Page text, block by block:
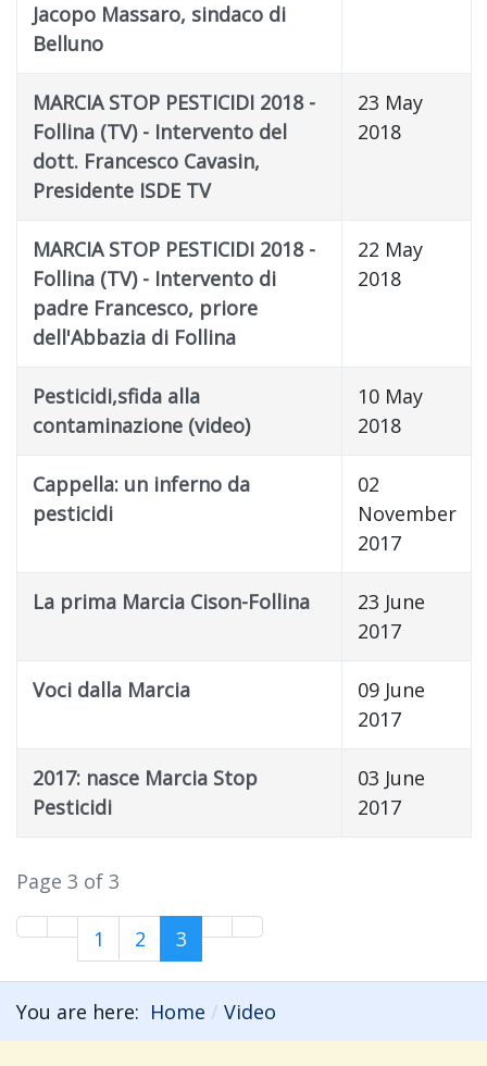
Jacopo Massaro, sindaco di
Belluno
MARCIA STOP PESTICIDI 2018 -
Follina (TV) - Intervento del
dott. Francesco Cavasin,
Presidente ISDE TV
23 May
2018
MARCIA STOP PESTICIDI 2018 -
Follina (TV) - Intervento di
padre Francesco, priore
dell'Abbazia di Follina
22 May
2018
Pesticidi,sfida alla
contaminazione (video)
10 May
2018
Cappella: un inferno da
pesticidi
02
November
2017
La prima Marcia Cison-Follina
23 June
2017
Voci dalla Marcia
09 June
2017
2017: nasce Marcia Stop
Pesticidi
03 June
2017
Page 3 of 3
1 2 3
You are here: Home Video